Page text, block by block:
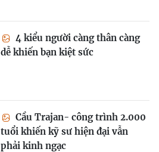
4 kiểu người càng thân càng
dễ khiến bạn kiệt sức
Cầu Trajan- công trình 2.000
tuổi khiến kỹ sư hiện đại vẫn
phải kinh ngạc